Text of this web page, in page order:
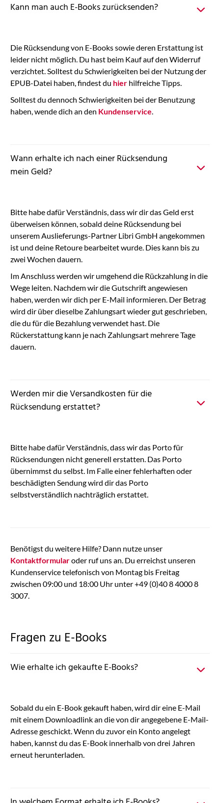
Kann man auch E-Books zurücksenden?
Die Rücksendung von E-Books sowie deren Erstattung ist
leider nicht möglich. Du hast beim Kauf auf den Widerruf
verzichtet. Solltest du Schwierigkeiten bei der Nutzung der
EPUB-Datei haben, findest du hierhilfreiche Tipps.
Solltest du dennoch Schwierigkeiten bei der Benutzung
haben, wende dich an den Kundenservice.
Wann erhalte ich nach einer Rücksendung
mein Geld?
Bitte habe dafür Verständnis, dass wir dir das Geld erst
überweisen können, sobald deine Rücksendung bei
unserem Auslieferungs-Partner Libri GmbH angekommen
ist und deine Retoure bearbeitet wurde. Dies kann bis zu
zwei Wochen dauern.
Im Anschluss werden wir umgehend die Rückzahlung in die
Wege leiten. Nachdem wir die Gutschrift angewiesen
haben, werden wir dich per E-Mail informieren. Der Betrag
wird dir über dieselbe Zahlungsart wieder gut geschrieben,
die du für die Bezahlung verwendet hast. Die
Rückerstattung kann je nach Zahlungsart mehrere Tage
dauern.
Werden mir die Versandkosten für die
Rücksendung erstattet?
Bitte habe dafür Verständnis, dass wir das Porto für
Rücksendungen nicht generell erstatten. Das Porto
übernimmst du selbst. Im Falle einer fehlerhaften oder
beschädigten Sendung wird dir das Porto
selbstverständlich nachträglich erstattet.
Benötigst du weitere Hilfe? Dann nutze unser
Kontaktformularoder ruf uns an. Du erreichst unseren
Kundenservice telefonisch von Montag bis Freitag
zwischen 09:00 und 18:00 Uhr unter +49 (0)40 8 4000 8
3007.
Fragen zu E-Books
Wie erhalte ich gekaufte E-Books?
Sobald du ein E-Book gekauft haben, wird dir eine E-Mail
mit einem Downloadlink an die von dir angegebene E-Mail-
Adresse geschickt. Wenn du zuvor ein Konto angelegt
haben, kannst du das E-Book innerhalb von drei Jahren
erneut herunterladen.